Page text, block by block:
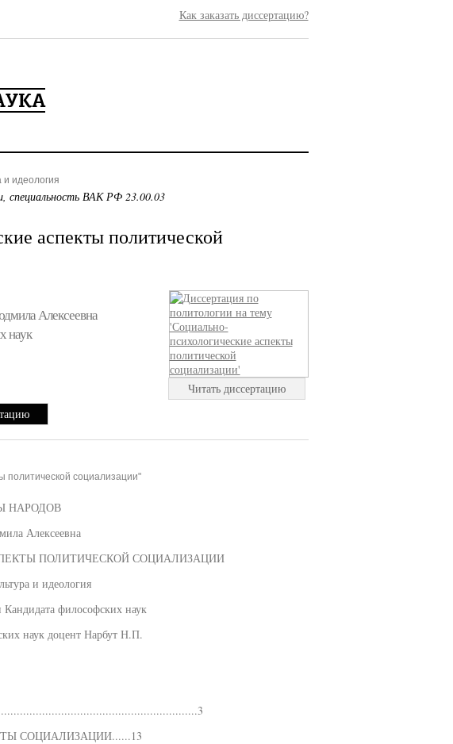
Как заказать диссертацию?
и идеология
специальность ВАК РФ 23.00.03
аспекты политической
Алексеевна
наук
Читать диссертацию
политической социализации"
НАРОДОВ
Алексеевна
ПОЛИТИЧЕСКОЙ СОЦИАЛИЗАЦИИ
и идеология
Кандидата философских наук
наук доцент Нарбут Н.П.
СОЦИАЛИЗАЦИИ......13